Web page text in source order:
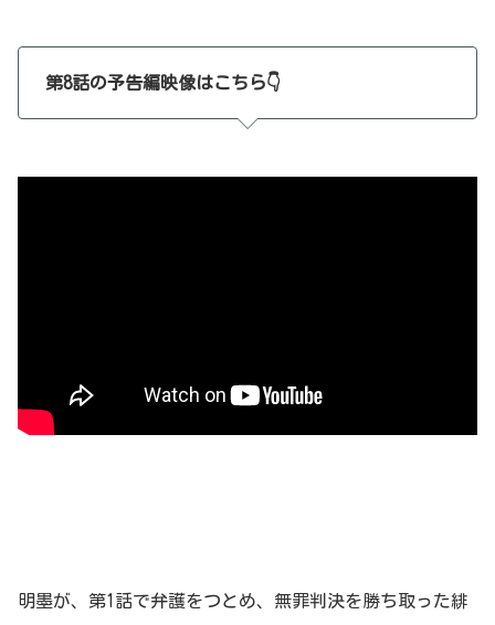
第8話の予告編映像はこちら👇
明墨が、第1話で弁護をつとめ、無罪判決を勝ち取った緋